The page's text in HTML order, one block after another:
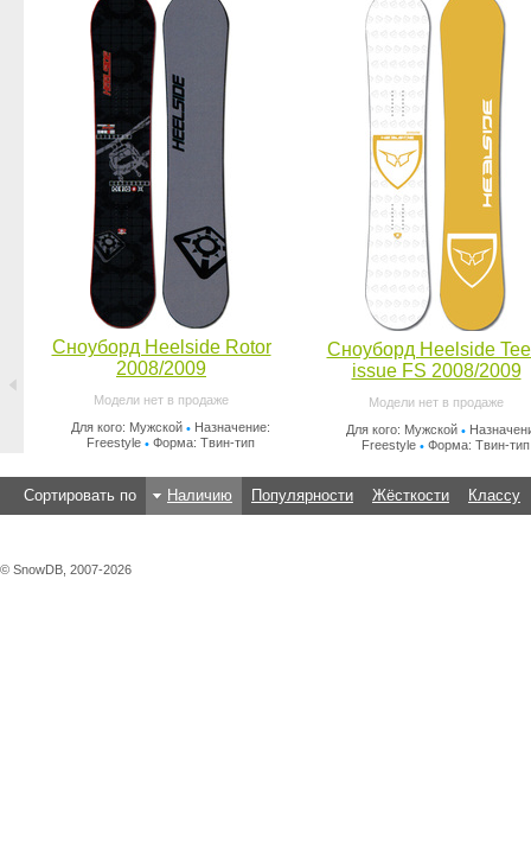
Сноуборд Heelside Rotor
2008/2009
Модели нет в продаже
Для кого: Мужской • Назначение:
Freestyle • Форма: Твин-тип
Сноуборд Heelside
issue FS 2008/2009
Модели нет в продаже
Для кого: Мужской •
Freestyle • Форма: Твин-тип
Сортировать по Наличию Популярности Жёсткости Классу
© SnowDB, 2007-2026